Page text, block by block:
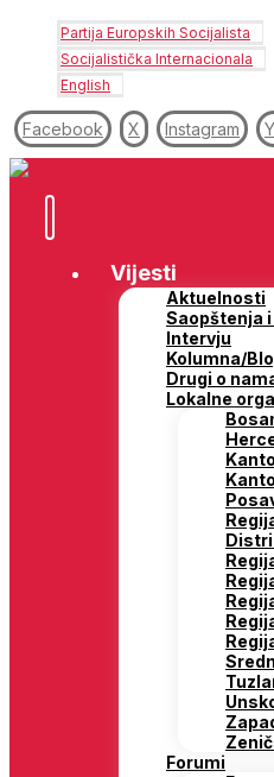
Partija Europskih Socijalista
Socijalistička Internacionala
English
Facebook X Instagram
Vijesti
Aktuelnosti
Saopštenja
Intervju
Kolumna/
Drugi o
Lokalne
Forumi